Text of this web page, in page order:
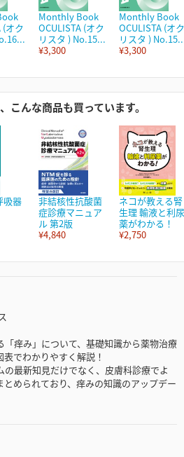
(オク
Monthly Book
OCULISTA (オク
リスタ ) No.15...
¥3,300
Monthly Book
OCULISTA (オク
リスタ )
¥3,300
こんな商品も買っています。
吸器
非結核性抗酸菌
症診療マニュア
ル 第2版
¥4,840
ネコが教える腎
生理 輸液と利尿
薬がわかる！
¥2,750
痒み」について、基礎知識から薬物治療
でわかりやすく解説！
最新知見だけでなく、皮膚科診療でよ
められており、痒みの知識のアップデー